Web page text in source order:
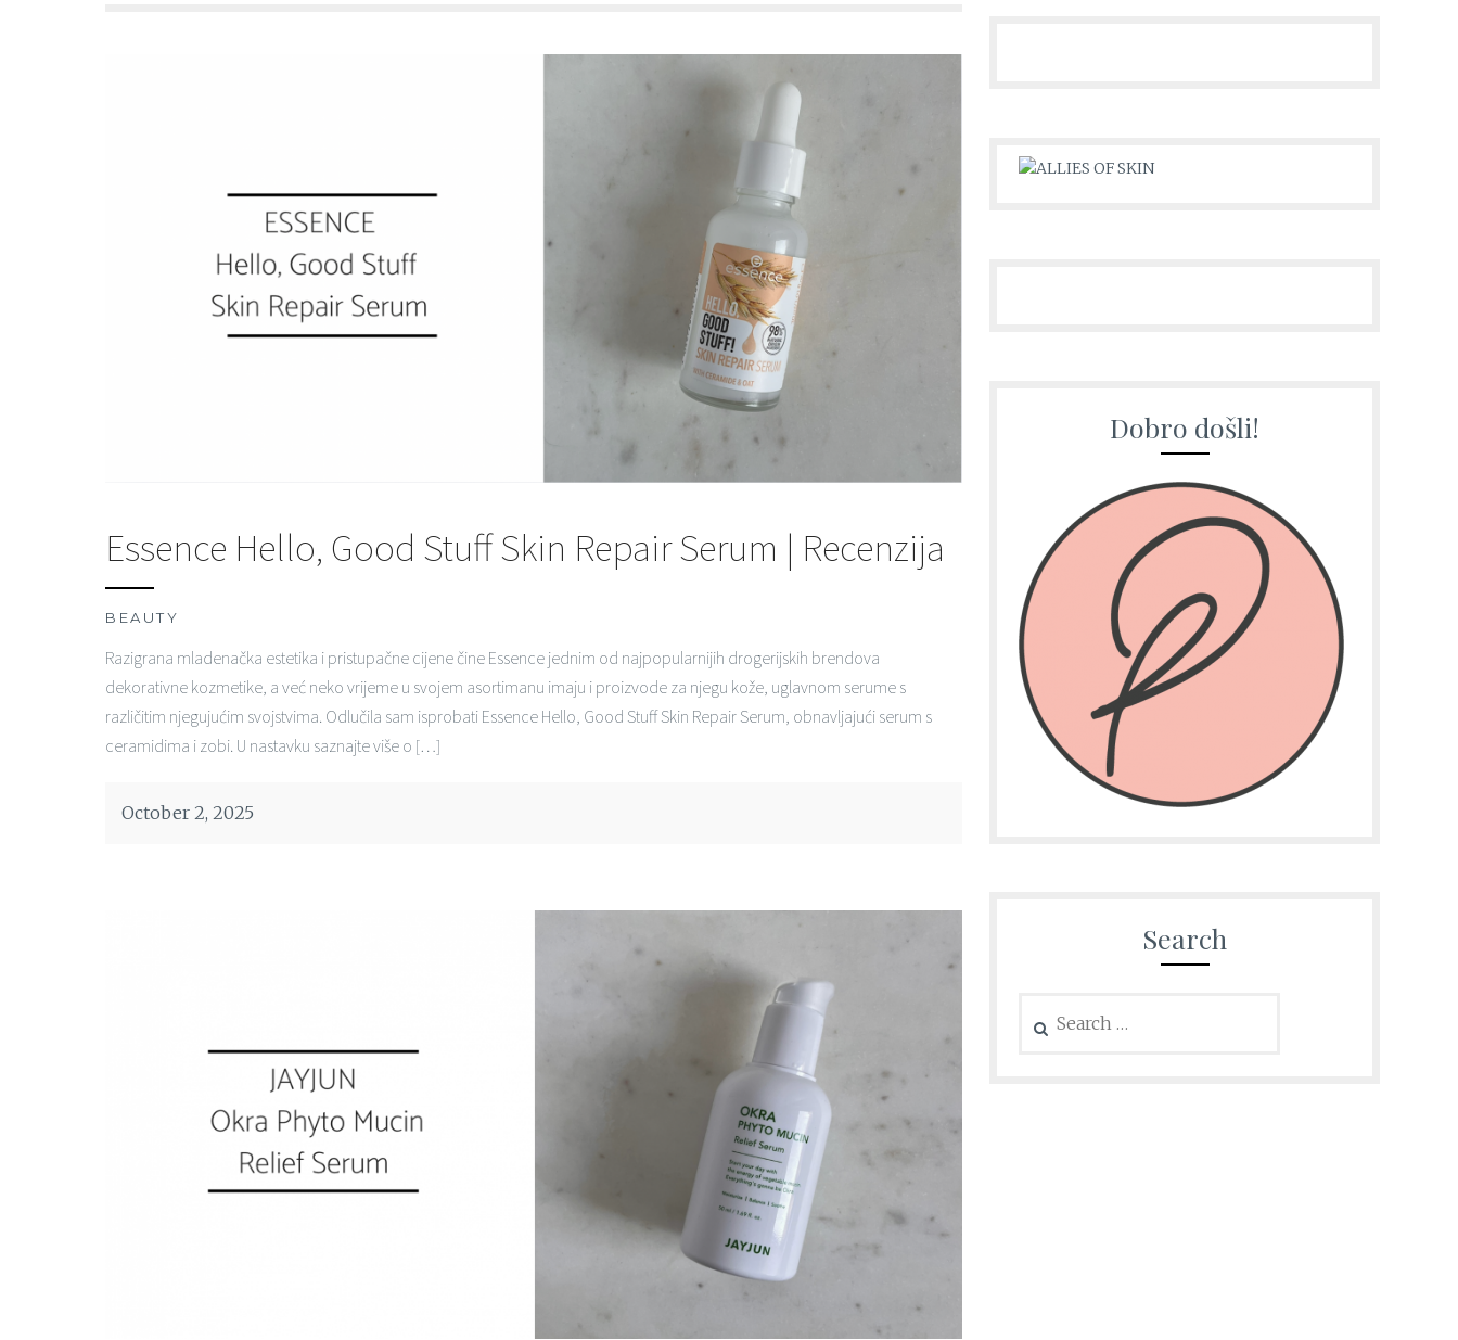
Essence Hello, Good Stuff Skin Repair Serum | Recenzija
BEAUTY
Razigrana mladenačka estetika i pristupačne cijene čine Essence jednim od najpopularnijih drogerijskih brendova
dekorativne kozmetike, a već neko vrijeme u svojem asortimanu imaju i proizvode za njegu kože, uglavnom serume s
različitim njegujućim svojstvima. Odlučila sam isprobati Essence Hello, Good Stuff Skin Repair Serum, obnavljajući serum s
ceramidima i zobi. U nastavku saznajte više o […]
October 2, 2025
Dobro došli!
Search
for: